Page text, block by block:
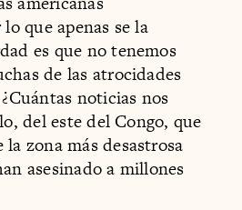
que apenas se la
es que no tenemos
de las atrocidades
noticias nos
del este del Congo, que
zona más desastrosa
asesinado a millones